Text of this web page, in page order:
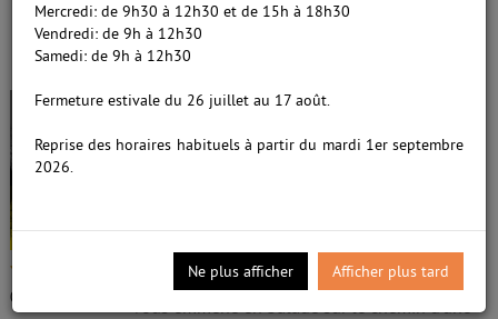
/5
0
L'inconnu de la forêt /
Harlan (1962-....). Auteur
Edité parBelfond- 2020
Vous ne savez rien de lui, il est pourtant votre
seul espoir. Le maître incontesté du thriller
vous emmène en balade sur le chemin d'une
Mercredi: de 9h30 à 12h30 et de 15h à 18h30
Vendredi: de 9h à 12h30
Samedi: de 9h à 12h30
Fermeture estivale du 26 juillet au 17 août.
Reprise des horaires habituels à partir du mardi 1er septembre
2026.
Ne plus afficher Afficher plus tard